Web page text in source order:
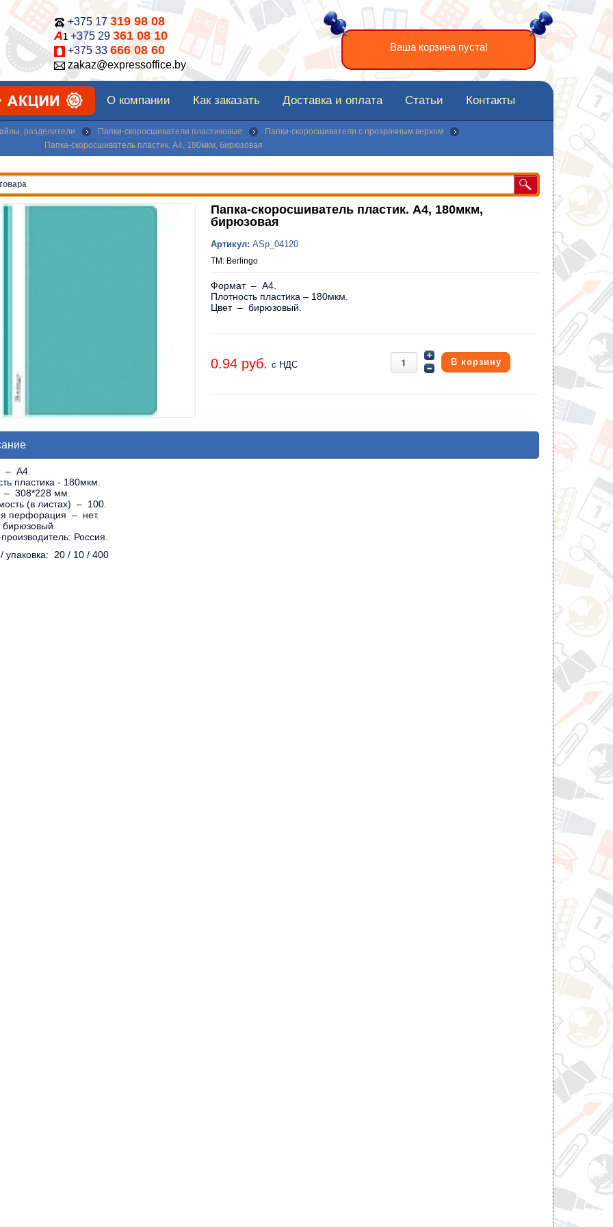
+375 17319 98 08
А1+375 29 361 08 10
+375 33 666 08 60
zakaz@expressoffice.by
Ваша корзина пуста!
О компании Как заказать Доставка и оплата Статьи Контакты
разделители Папки-скоросшиватели пластиковые
Папки-скоросшиватели с прозрачным верхом
Папка-скоросшиватель пластик. А4, 180мкм, бирюзовая
Карандаш
BRAUBERG
металлический корпус,
ластиком
4.02 pуб. c НДС
Папка-скоросшиватель пластик. А4, 180мкм,
бирюзовая
Артикул: ASp_04120
ТМ: Berlingo
Формат – A4.
Плотность пластика – 180мкм.
Цвет – бирюзовый.
0.94 pуб. с НДС
– A4.
пластика - 180мкм.
– 308*228 мм.
(в листах) – 100.
перфорация – нет.
Россия.
упаковка: 20 / 10 / 400